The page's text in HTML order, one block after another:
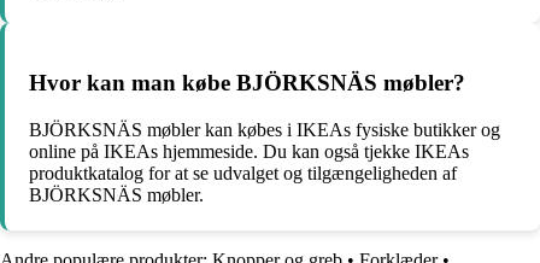
Hvor kan man købe BJÖRKSNÄS møbler?
BJÖRKSNÄS møbler kan købes i IKEAs fysiske butikker og
online på IKEAs hjemmeside. Du kan også tjekke IKEAs
produktkatalog for at se udvalget og tilgængeligheden af
BJÖRKSNÄS møbler.